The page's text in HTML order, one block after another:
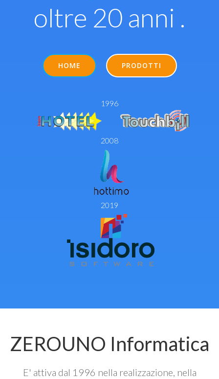
oltre 20 anni .
HOME PRODOTTI
1996
2008
2019
ZEROUNO Informatica
E' attiva dal 1996 nella realizzazione, nella